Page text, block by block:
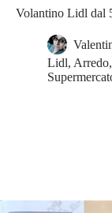
Volantino Lidl dal
Lidl,